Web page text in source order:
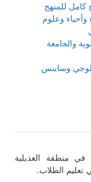
للمنهج
وأحياء وعلوم
والجامعة
وساينس
منطقة العديلية
تعليم الطلاب.